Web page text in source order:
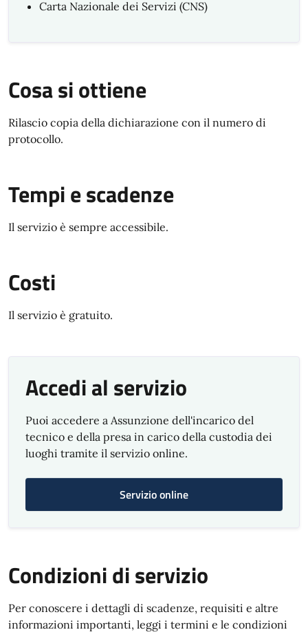
Carta Nazionale dei Servizi (CNS)
Cosa si ottiene
Rilascio copia della dichiarazione con il numero di
protocollo.
Tempi e scadenze
Il servizio è sempre accessibile.
Costi
Il servizio è gratuito.
Accedi al servizio
Puoi accedere a Assunzione dell'incarico del
tecnico e della presa in carico della custodia dei
luoghi tramite il servizio online.
Servizio online
Condizioni di servizio
Per conoscere i dettagli di scadenze, requisiti e altre
informazioni importanti, leggi i termini e le condizioni